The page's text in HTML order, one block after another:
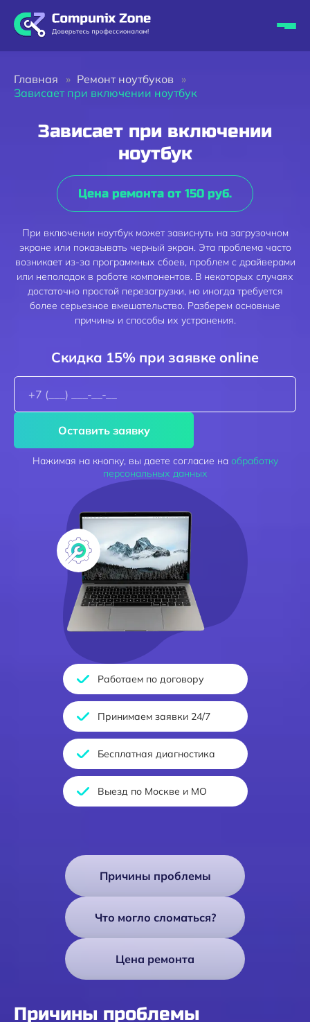
Главная
Ремонт ноутбуков
Зависает при включении ноутбук
Зависает при включении
ноутбук
Цена ремонта от 150 руб.
При включении ноутбук может зависнуть на загрузочном
экране или показывать черный экран. Эта проблема часто
возникает из-за программных сбоев, проблем с драйверами
или неполадок в работе компонентов. В некоторых случаях
достаточно простой перезагрузки, но иногда требуется
более серьезное вмешательство. Разберем основные
причины и способы их устранения.
Скидка 15% при заявке online
Оставить заявку
Нажимая на кнопку, вы даете согласие на обработку
персональных данных
Работаем по договору
Принимаем заявки 24/7
Бесплатная диагностика
Выезд по Москве и МО
Причины проблемы
Что могло сломаться?
Цена ремонта
Причины проблемы